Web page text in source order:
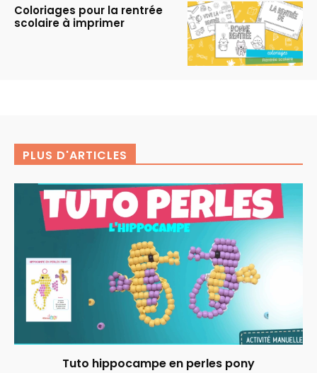
Coloriages pour la rentrée
scolaire à imprimer
PLUS D'ARTICLES
Tuto hippocampe en perles pony